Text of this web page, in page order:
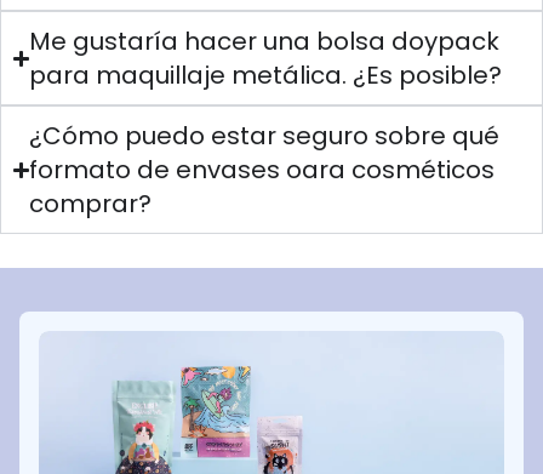
Me gustaría hacer una bolsa doypack
para maquillaje metálica. ¿Es posible?
¿Cómo puedo estar seguro sobre qué
formato de envases oara cosméticos
comprar?